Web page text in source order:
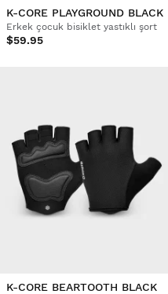
K-CORE PLAYGROUND BLACK
Erkek çocuk bisiklet yastıklı şort
$59.95
K-CORE BEARTOOTH BLACK